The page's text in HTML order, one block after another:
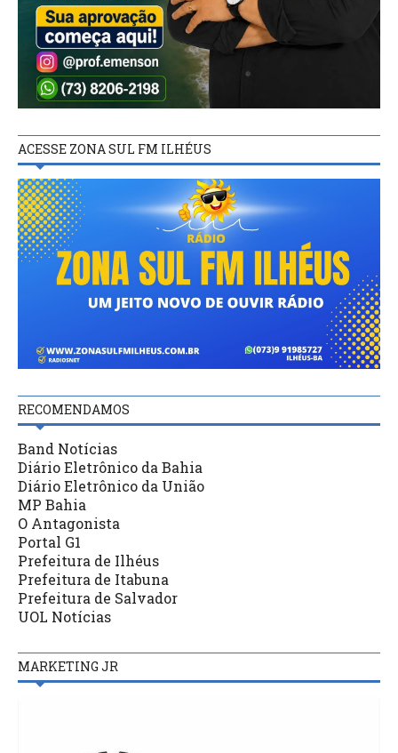
ACESSE ZONA SUL FM ILHÉUS
RECOMENDAMOS
Band Notícias
Diário Eletrônico da Bahia
Diário Eletrônico da União
MP Bahia
O Antagonista
Portal G1
Prefeitura de Ilhéus
Prefeitura de Itabuna
Prefeitura de Salvador
UOL Notícias
MARKETING JR